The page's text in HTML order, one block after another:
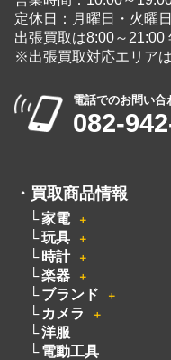
定休日：月曜日・火曜日
出張買取は8:00～21:00
※出張買取対応エリア
電話でのお問い合
082-
・ 買取商品情報
家電 ＋
玩具 ＋
時計 ＋
楽器 ＋
ブランド ＋
カメラ ＋
洋服
電動工具